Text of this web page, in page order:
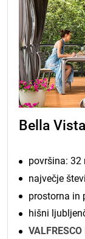
Bella
površina: 32
največje
prostorna in
hišni
VALFRESCO